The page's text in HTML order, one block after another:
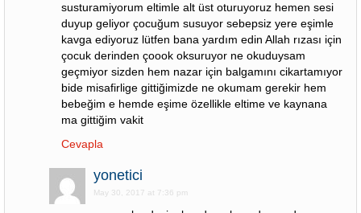
susturamiyorum eltimle alt üst oturuyoruz hemen sesi
duyup geliyor çocuğum susuyor sebepsiz yere eşimle
kavga ediyoruz lütfen bana yardım edin Allah rızası için
çocuk derinden çoook oksuruyor ne okuduysam
geçmiyor sizden hem nazar için balgamını cikartamıyor
bide misafirlige gittiğimizde ne okumam gerekir hem
bebeğim e hemde eşime özellikle eltime ve kaynana
ma gittiğim vakit
Cevapla
yonetici
May 30, 2017 at 7:36 pm